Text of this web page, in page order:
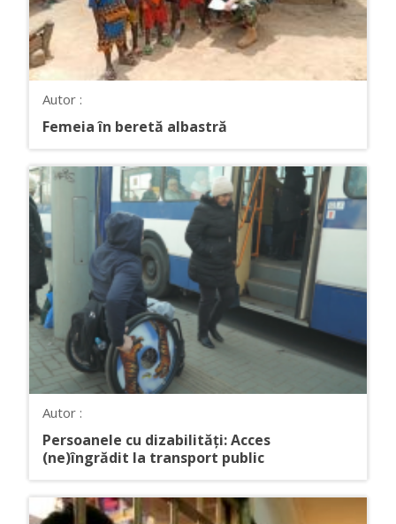
Autor :
Femeia în beretă albastră
Autor :
Persoanele cu dizabilități: Acces
(ne)îngrădit la transport public